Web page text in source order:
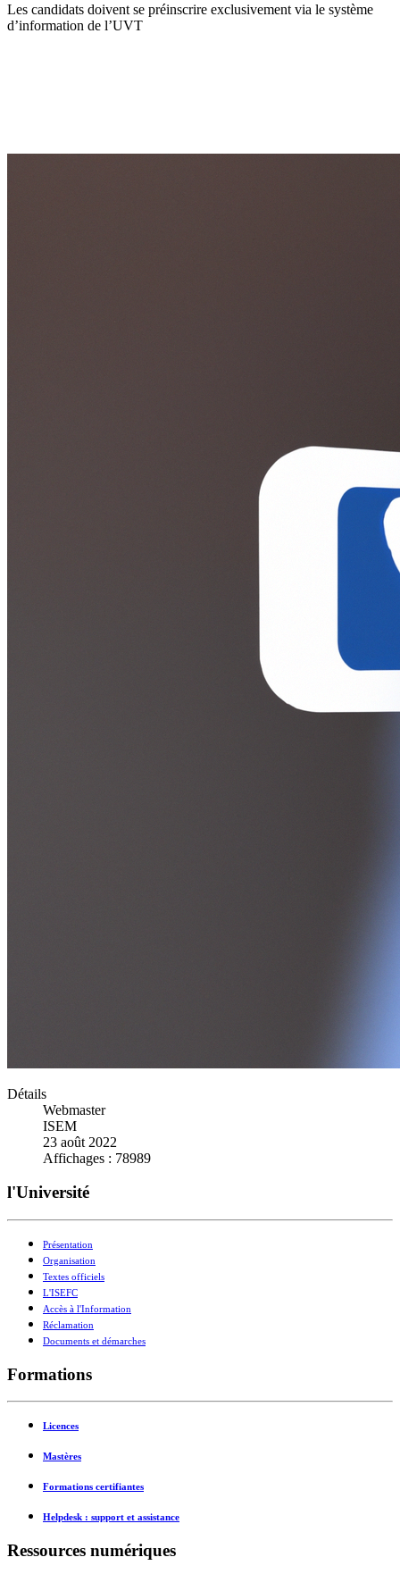
Les candidats doivent se préinscrire exclusivement via le système
d’information de l’UVT
Détails
Webmaster
ISEM
23 août 2022
Affichages : 78989
l'Université
Présentation
Organisation
Textes officiels
L'ISEFC
Accès à l'Information
Réclamation
Documents et démarches
Formations
Licences
Mastères
Formations certifiantes
Helpdesk : support et assistance
Ressources numériques